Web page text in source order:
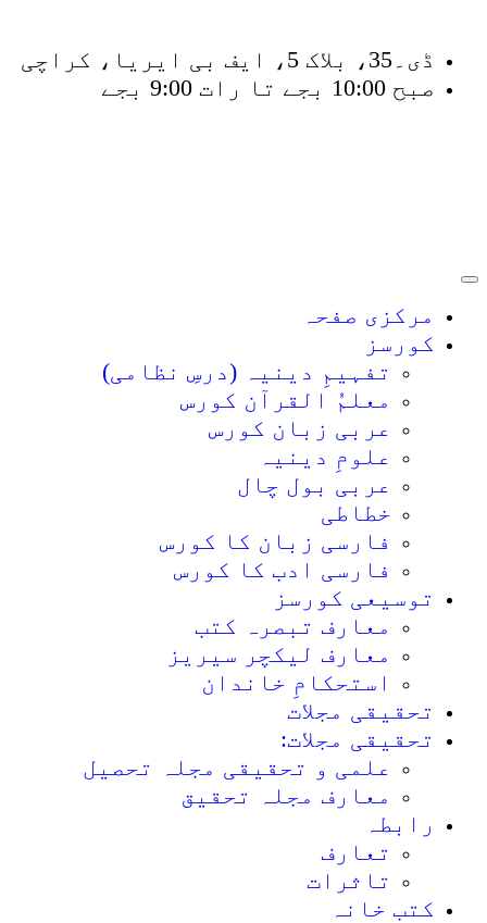
ڈی۔35، بلاک 5، ایف بی ایریا، کراچی
صبح 10:00 بجے تا رات 9:00 بجے
مرکزی صفحہ
کورسز
تفہیمِ دینیہ (درسِ نظامی)
معلمُ القرآن کورس
عربی زبان کورس
علومِ دینیہ
عربی بول چال
خطاطی
فارسی زبان کا کورس
فارسی ادب کا کورس
توسیعی کورسز
معارف تبصرہ کتب
معارف لیکچر سیریز
استحکامِ خاندان
تحقیقی مجلات
تحقیقی مجلات:
علمی و تحقیقی مجلہ تحصیل
معارف مجلہ تحقیق
رابطہ
تعارف
تاثرات
کتب خانہ